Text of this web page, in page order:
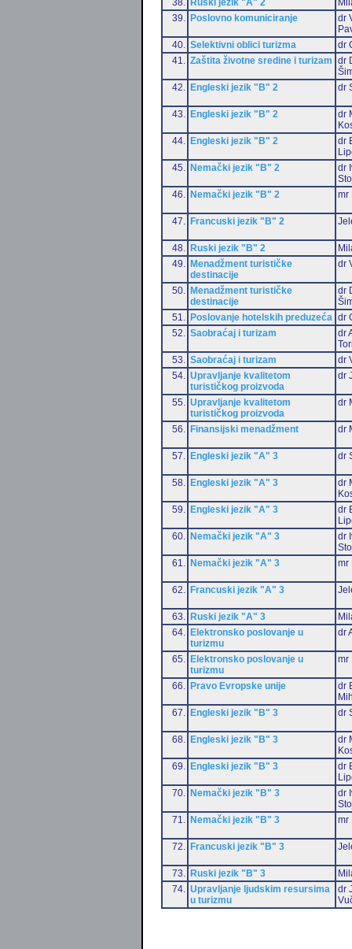
39.
Poslovno komuniciranje
dr
40.
Selektivni oblici turizma
dr
41.
Zaštita životne sredine i turizam dr
42.
Engleski jezik "B" 2 dr
43. Engleski jezik "B" 2
dr
44.
Engleski jezik "B" 2
dr
45.
Nemački jezik "B" 2
dr
46.
Nemački jezik "B" 2 mr
47. Francuski jezik "B" 2
48. Ruski jezik "B" 2
49.
Menadžment turističke
destinacije
dr
50.
Menadžment turističke
destinacije
dr
51.
Poslovanje hotelskih preduzeća dr
52.
Saobraćaj i turizam
dr
53.
Saobraćaj i turizam
dr
54.
Upravljanje kvalitetom
turističkog proizvoda
dr
55.
Upravljanje kvalitetom
turističkog proizvoda
dr
56. Finansijski menadžment dr
57. Engleski jezik "A" 3 dr
58. Engleski jezik "A" 3
dr
59.
Engleski jezik "A" 3
dr
60.
Nemački jezik "A" 3
dr
61.
Nemački jezik "A" 3 mr
62. Francuski jezik "A" 3
63. Ruski jezik "A" 3
64.
Elektronsko poslovanje u
turizmu
dr
65.
Elektronsko poslovanje u
turizmu
mr
66. Pravo Evropske unije
dr
67.
Engleski jezik "B" 3 dr
68. Engleski jezik "B" 3
dr
69.
Engleski jezik "B" 3
dr
70.
Nemački jezik "B" 3
dr
71.
Nemački jezik "B" 3 mr
72. Francuski jezik "B" 3
73. Ruski jezik "B" 3
74.
Upravljanje ljudskim resursima
u turizmu
dr